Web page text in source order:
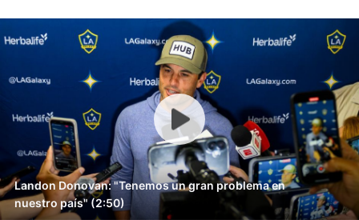
Landon Donovan: "Tenemos un gran problema en
nuestro país" (2:50)